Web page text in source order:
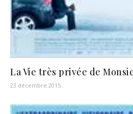
La Vie très privée de
23 décembre 2015